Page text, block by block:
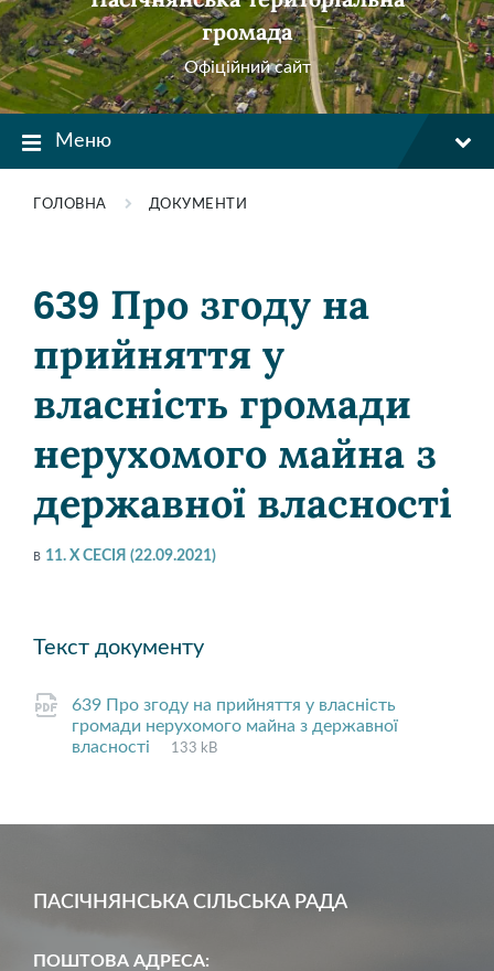
громада
Офіційний сайт
Меню
ГОЛОВНА ДОКУМЕНТИ
639 Про згоду на
прийняття у
власність громади
нерухомого майна з
державної власності
в 11. Х СЕСІЯ (22.09.2021)
Текст документу
639 Про згоду на прийняття у власність
громади нерухомого майна з державної
власності
File
pdf
File
133 kB
ПАСІЧНЯНСЬКА СІЛЬСЬКА РАДА
ПОШТОВА АДРЕСА: